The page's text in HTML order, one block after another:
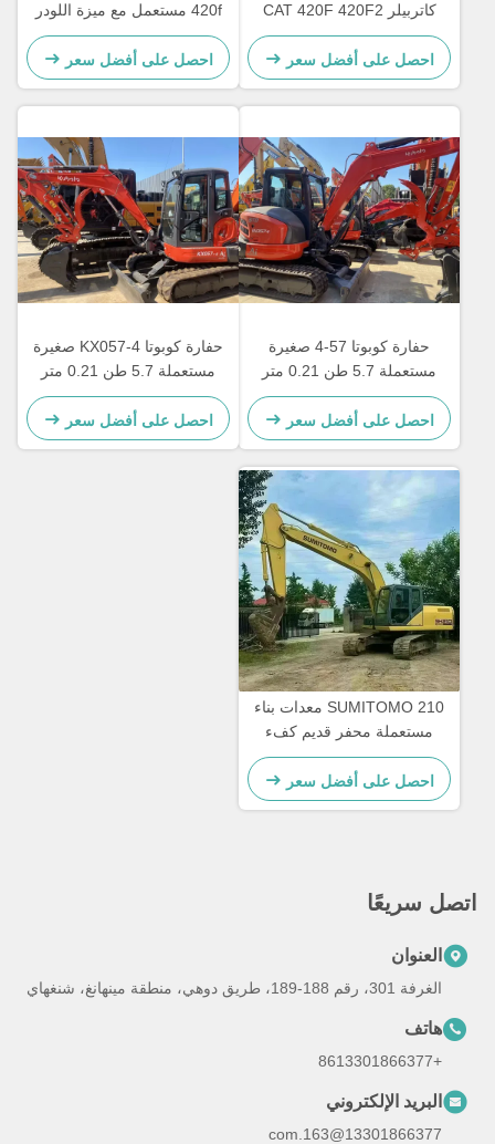
كاتربيلر CAT 420F 420F2
حفار خلفي CAT420F
CAT420F2 للبيع
احصل على أفضل سعر
420f مستعمل مع ميزة اللودر
الأمامي، كات 420 لودر
مستعمل
احصل على أفضل سعر
حفارة كوبوتا 57-4 صغيرة
مستعملة 5.7 طن 0.21 متر
مكعب دلو
احصل على أفضل سعر
حفارة كوبوتا KX057-4 صغيرة
مستعملة 5.7 طن 0.21 متر
مكعب دلو 2023
احصل على أفضل سعر
SUMITOMO 210 معدات بناء
مستعملة محفر قديم كفء
الوقود للطرق
احصل على أفضل سعر
اتصل سريعًا
العنوان
الغرفة 301، رقم 188-189، طريق دوهي، منطقة مينهانغ، شنغهاي
هاتف
+8613301866377
البريد الإلكتروني
13301866377@163.com